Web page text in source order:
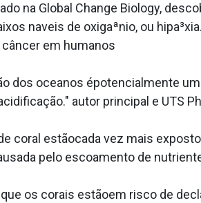
na Global Change Biology,
na­veis de oxigaªnio, ou
em humanos
dos oceanos épotencialmente
autor principal e UTS
coral estãocada vez mais
pelo escoamento de
os corais estãoem risco de